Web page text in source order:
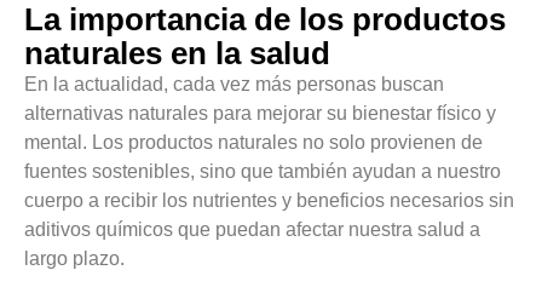
La importancia de los productos
naturales en la salud
En la actualidad, cada vez más personas buscan
alternativas naturales para mejorar su bienestar físico y
mental. Los productos naturales no solo provienen de
fuentes sostenibles, sino que también ayudan a nuestro
cuerpo a recibir los nutrientes y beneficios necesarios sin
aditivos químicos que puedan afectar nuestra salud a
largo plazo.